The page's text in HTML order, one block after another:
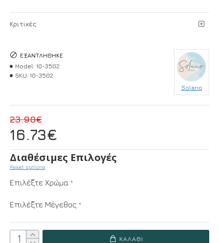
Κριτικές
16.73€
23.90€
ΕΞΑΝΤΛΉΘΗΚΕ
Model: 10-3502
SKU: 10-3502
Solano
Διαθέσιμες Επιλογές
Reset options
Επιλέξτε Χρώμα
Επιλέξτε Μέγεθος
ΚΑΛΆΘΙ